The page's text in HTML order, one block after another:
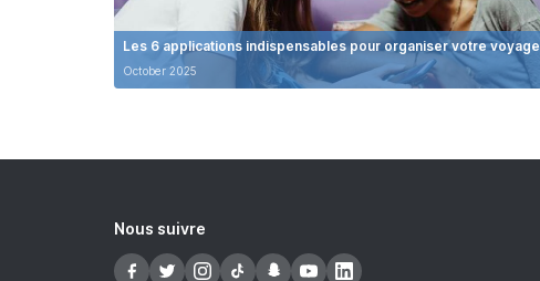
Les 6 applications indispensables pour organiser votre voyage
October 2025
Nous suivre